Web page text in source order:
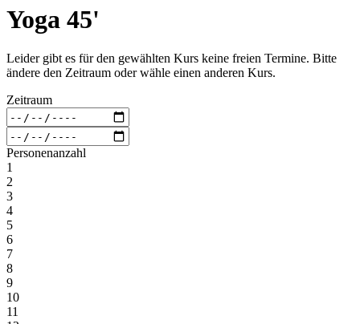
Yoga 45'
Leider gibt es für den gewählten Kurs keine freien Termine. Bitte
ändere den Zeitraum oder wähle einen anderen Kurs.
Zeitraum
Personenanzahl
1
2
3
4
5
6
7
8
9
10
11